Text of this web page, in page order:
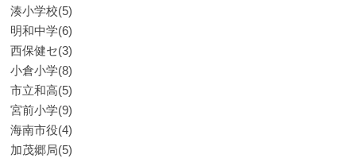
湊小学校(5)
明和中学(6)
西保健セ(3)
小倉小学(8)
市立和高(5)
宮前小学(9)
海南市役(4)
加茂郷局(5)